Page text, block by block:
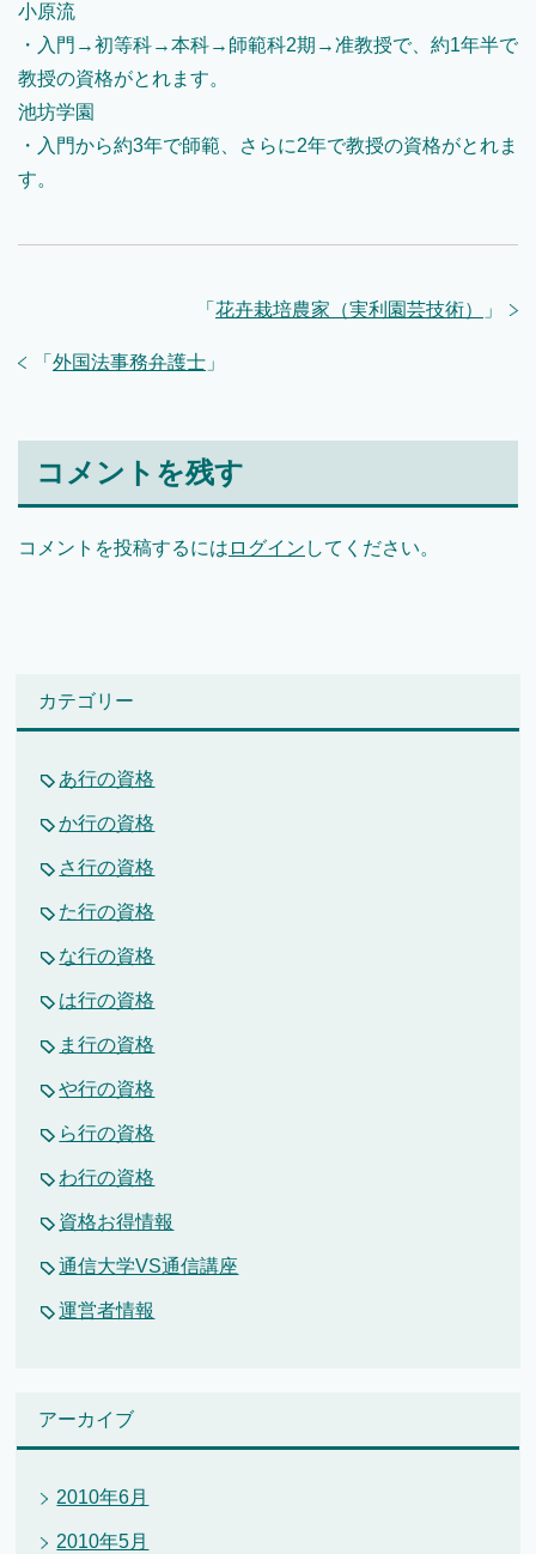
小原流
・入門→初等科→本科→師範科2期→准教授で、約1年半で
教授の資格がとれます。
池坊学園
・入門から約3年で師範、さらに2年で教授の資格がとれま
す。
「 花卉栽培農家（実利園芸技術） 」
「 外国法事務弁護士 」
コメントを残す
コメントを投稿するには ログイン してください。
カテゴリー
あ行の資格
か行の資格
さ行の資格
た行の資格
な行の資格
は行の資格
ま行の資格
や行の資格
ら行の資格
わ行の資格
資格お得情報
通信大学VS通信講座
運営者情報
アーカイブ
2010年6月
2010年5月